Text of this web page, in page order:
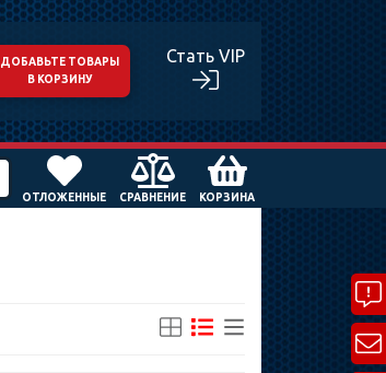
ДОБАВЬТЕ ТОВАРЫ
В КОРЗИНУ
Стать VIP
ОТЛОЖЕННЫЕ СРАВНЕНИЕ КОРЗИНА